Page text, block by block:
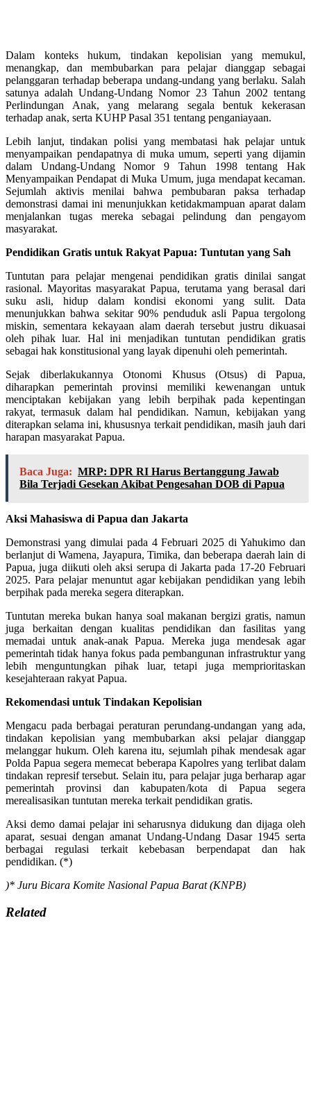
Dalam konteks hukum, tindakan kepolisian yang memukul,
menangkap, dan membubarkan para pelajar dianggap sebagai
pelanggaran terhadap beberapa undang-undang yang berlaku. Salah
satunya adalah Undang-Undang Nomor 23 Tahun 2002 tentang
Perlindungan Anak, yang melarang segala bentuk kekerasan
terhadap anak, serta KUHP Pasal 351 tentang penganiayaan.
Lebih lanjut, tindakan polisi yang membatasi hak pelajar untuk
menyampaikan pendapatnya di muka umum, seperti yang dijamin
dalam Undang-Undang Nomor 9 Tahun 1998 tentang Hak
Menyampaikan Pendapat di Muka Umum, juga mendapat kecaman.
Sejumlah aktivis menilai bahwa pembubaran paksa terhadap
demonstrasi damai ini menunjukkan ketidakmampuan aparat dalam
menjalankan tugas mereka sebagai pelindung dan pengayom
masyarakat.
Pendidikan Gratis untuk Rakyat Papua: Tuntutan yang Sah
Tuntutan para pelajar mengenai pendidikan gratis dinilai sangat
rasional. Mayoritas masyarakat Papua, terutama yang berasal dari
suku asli, hidup dalam kondisi ekonomi yang sulit. Data
menunjukkan bahwa sekitar 90% penduduk asli Papua tergolong
miskin, sementara kekayaan alam daerah tersebut justru dikuasai
oleh pihak luar. Hal ini menjadikan tuntutan pendidikan gratis
sebagai hak konstitusional yang layak dipenuhi oleh pemerintah.
Sejak diberlakukannya Otonomi Khusus (Otsus) di Papua,
diharapkan pemerintah provinsi memiliki kewenangan untuk
menciptakan kebijakan yang lebih berpihak pada kepentingan
rakyat, termasuk dalam hal pendidikan. Namun, kebijakan yang
diterapkan selama ini, khususnya terkait pendidikan, masih jauh dari
harapan masyarakat Papua.
Baca Juga: MRP: DPR RI Harus Bertanggung Jawab
Bila Terjadi Gesekan Akibat Pengesahan DOB di Papua
Aksi Mahasiswa di Papua dan Jakarta
Demonstrasi yang dimulai pada 4 Februari 2025 di Yahukimo dan
berlanjut di Wamena, Jayapura, Timika, dan beberapa daerah lain di
Papua, juga diikuti oleh aksi serupa di Jakarta pada 17-20 Februari
2025. Para pelajar menuntut agar kebijakan pendidikan yang lebih
berpihak pada mereka segera diterapkan.
Tuntutan mereka bukan hanya soal makanan bergizi gratis, namun
juga berkaitan dengan kualitas pendidikan dan fasilitas yang
memadai untuk anak-anak Papua. Mereka juga mendesak agar
pemerintah tidak hanya fokus pada pembangunan infrastruktur yang
lebih menguntungkan pihak luar, tetapi juga memprioritaskan
kesejahteraan rakyat Papua.
Rekomendasi untuk Tindakan Kepolisian
Mengacu pada berbagai peraturan perundang-undangan yang ada,
tindakan kepolisian yang membubarkan aksi pelajar dianggap
melanggar hukum. Oleh karena itu, sejumlah pihak mendesak agar
Polda Papua segera memecat beberapa Kapolres yang terlibat dalam
tindakan represif tersebut. Selain itu, para pelajar juga berharap agar
pemerintah provinsi dan kabupaten/kota di Papua segera
merealisasikan tuntutan mereka terkait pendidikan gratis.
Aksi demo damai pelajar ini seharusnya didukung dan dijaga oleh
aparat, sesuai dengan amanat Undang-Undang Dasar 1945 serta
berbagai regulasi terkait kebebasan berpendapat dan hak
pendidikan. (*)
)* Juru Bicara Komite Nasional Papua Barat (KNPB)
Related